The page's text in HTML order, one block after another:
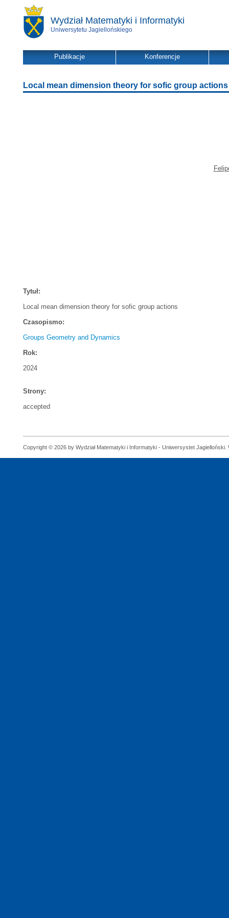
Wydział Matematyki i Informatyki
Uniwersytetu Jagiellońskiego
Publikacje Konferencje
Local mean dimension theory for sofic group actions
Tytuł:
Local mean dimension theory for sofic group actions
Czasopismo:
Groups Geometry and Dynamics
Rok:
2024
Strony:
accepted
Copyright © 2026 by Wydział Matematyki i Informatyki - Uniwersystet